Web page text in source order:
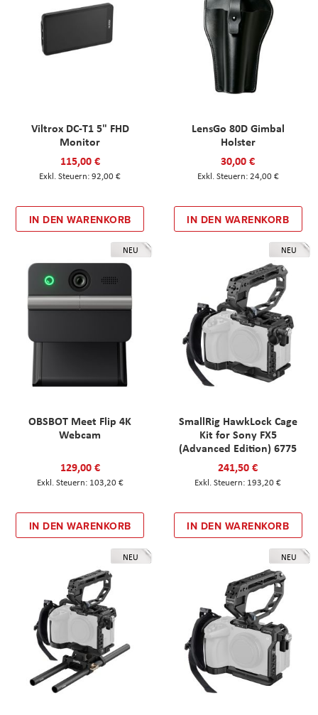
Viltrox DC-T1 5" FHD
Monitor
115,00 €
92,00 €
IN DEN WARENKORB
LensGo 80D Gimbal
Holster
30,00 €
24,00 €
IN DEN WARENKORB
NEU
OBSBOT Meet Flip 4K
Webcam
129,00 €
103,20 €
IN DEN WARENKORB
NEU
SmallRig HawkLock Cage
Kit for Sony FX5
(Advanced Edition) 6775
241,50 €
193,20 €
IN DEN WARENKORB
NEU NEU